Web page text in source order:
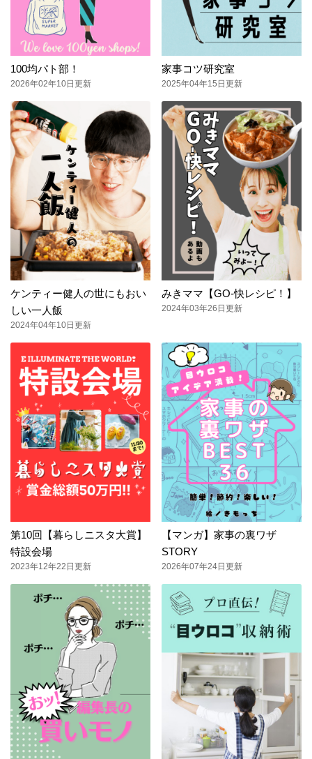
100均パト部！
2026年02年10日更新
家事コツ研究室
2025年04年15日更新
ケンティー健人の世にもおい
しい一人飯
2024年04年10日更新
みきママ【GO-快レシピ！】
2024年03年26日更新
第10回【暮らしニスタ大賞】
特設会場
2023年12年22日更新
【マンガ】家事の裏ワザ
STORY
2026年07年24日更新